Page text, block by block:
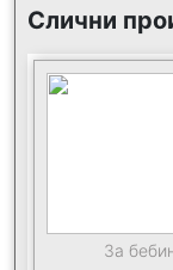
Слични
За